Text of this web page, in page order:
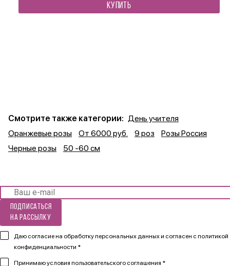
КУПИТЬ
Смотрите также категории: День учителя
Оранжевые розы
От 6000 руб. 9 роз
Розы Россия
Черные розы
50 -60 см
Подписаться
на рассылку
Даю согласие на обработку персональных данных и согласен с политикой
конфиденциальности *
Принимаюусловия пользовательского соглашения *